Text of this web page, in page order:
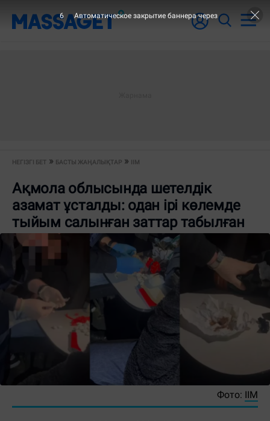
НЕГІЗГІ БЕТ БАСТЫ ЖАҢАЛЫҚТАР ІІМ
Ақмола облысында шетелдік
азамат ұсталды: одан ірі көлемде
тыйым салынған заттар табылған
Фото: ІІМ
6 Автоматическое закрытие баннера через